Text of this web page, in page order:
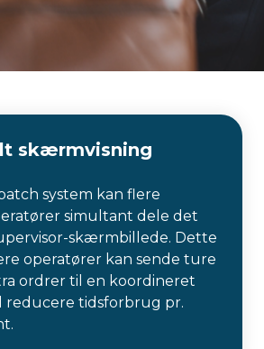
skærmvisning
system kan flere
simultant dele det
skærmbillede. Dette
operatører kan sende ture
ordrer til en koordineret
reducere tidsforbrug pr.